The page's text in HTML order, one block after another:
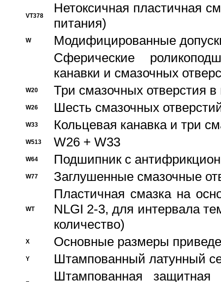
VT378
Нетоксичная пластичная
питания)
W
Модифицированные
Сферические
канавки и смазочных
W20 Три смазочных отверстия
W26 Шесть смазочных
W33 Кольцевая канавка и три
W513 W26 + W33
W64 Подшипник с
W77 Заглушенные смазочные
WT
Пластичная смазка на
NLGI 2-3, для интервала
количество)
X Основные размеры
Y Штампованный латунный
Штампованная